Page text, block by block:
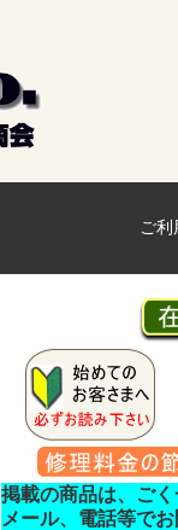
ご利
掲載の商品は、ご
メール、電話等で